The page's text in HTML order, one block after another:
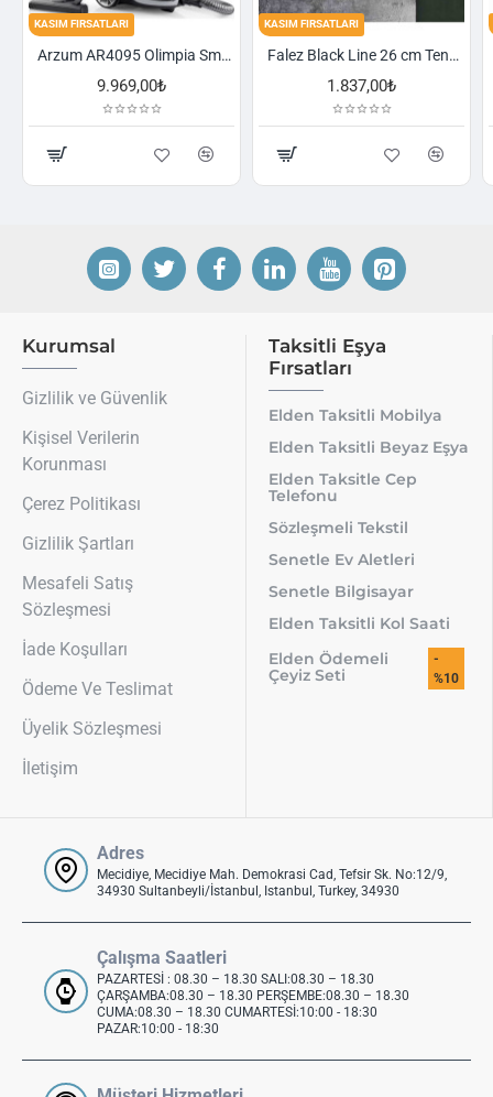
Arzum AR4095 Olimpia Smart Cyclone Filtreli Süpürge - Füme
KASIM FIRSATLARI
Falez Black Line 26 cm Tencere
1.837,00₺
KASIM FIRSATLARI
2.521,00₺
Kurumsal
Gizlilik ve Güvenlik
Kişisel Verilerin
Korunması
Çerez Politikası
Gizlilik Şartları
Mesafeli Satış
Sözleşmesi
İade Koşulları
Ödeme Ve Teslimat
Üyelik Sözleşmesi
İletişim
Taksitli Eşya
Fırsatları
Elden Taksitli Mobilya
Elden Taksitli Beyaz Eşya
Elden Taksitle Cep
Telefonu
Sözleşmeli Tekstil
Senetle Ev Aletleri
Senetle Bilgisayar
Elden Taksitli Kol Saati
Elden Ödemeli
Çeyiz Seti
-
%10
Adres
Mecidiye, Mecidiye Mah. Demokrasi Cad, Tefsir Sk. No:12/9,
34930 Sultanbeyli/İstanbul, Istanbul, Turkey, 34930
Çalışma Saatleri
PAZARTESİ : 08.30 – 18.30 SALI:08.30 – 18.30
ÇARŞAMBA:08.30 – 18.30 PERŞEMBE:08.30 – 18.30
CUMA:08.30 – 18.30 CUMARTESİ:10:00 - 18:30
PAZAR:10:00 - 18:30